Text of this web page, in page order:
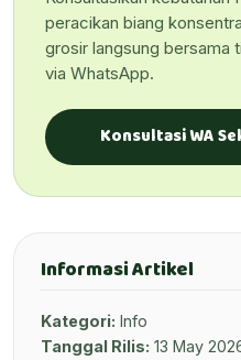
peracikan biang
grosir langsung bersama
via WhatsApp.
Konsultasi WA
Informasi Artikel
Kategori: Info
Tanggal Rilis: 13 May